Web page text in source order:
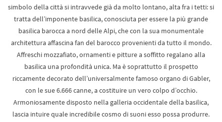
simbolo della città si intravvede già da molto lontano, alta fra i tetti: si
tratta dell’imponente basilica, conosciuta per essere la più grande
basilica barocca a nord delle Alpi, che con la sua monumentale
architettura affascina fan del barocco provenienti da tutto il mondo.
Affreschi mozzafiato, ornamenti e pitture a soffitto regalano alla
basilica una profondità unica. Ma è soprattutto il prospetto
riccamente decorato dell’universalmente famoso organo di Gabler,
con le sue 6.666 canne, a costituire un vero colpo d’occhio.
Armoniosamente disposto nella galleria occidentale della basilica,
lascia intuire quale incredibile cosmo di suoni esso possa produrre.